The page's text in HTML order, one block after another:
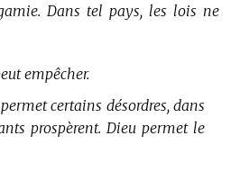
Dans tel pays, les lois ne
empêcher.
certains désordres, dans
prospèrent. Dieu permet le